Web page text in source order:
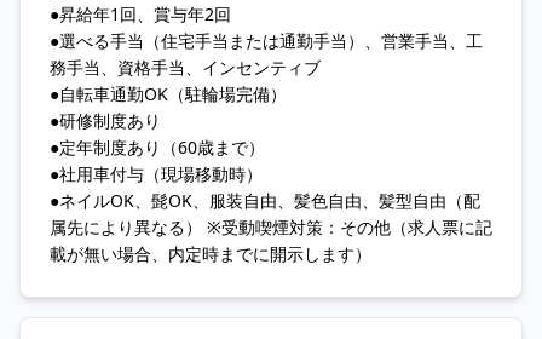
●昇給年1回、賞与年2回
●選べる手当（住宅手当または通勤手当）、営業手当、工
務手当、資格手当、インセンティブ
●自転車通勤OK（駐輪場完備）
●研修制度あり
●定年制度あり（60歳まで）
●社用車付与（現場移動時）
●ネイルOK、髭OK、服装自由、髪色自由、髪型自由（配
属先により異なる） ※受動喫煙対策：その他（求人票に記
載が無い場合、内定時までに開示します）